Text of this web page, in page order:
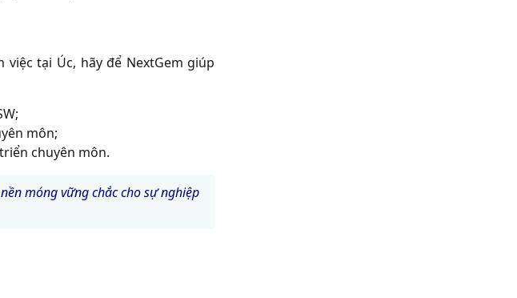
tại Úc, hãy để NextGem giúp
môn;
chuyên môn.
móng vững chắc cho sự nghiệp